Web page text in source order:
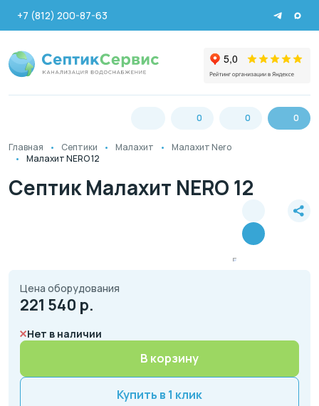
+7 (812) 200-87-63
0 0 0
Главная Септики Малахит
Малахит Nero
Малахит NERO 12
Септик Малахит NERO 12
Цена оборудования
221 540 р.
Нет в наличии
В корзину
Купить в 1 клик